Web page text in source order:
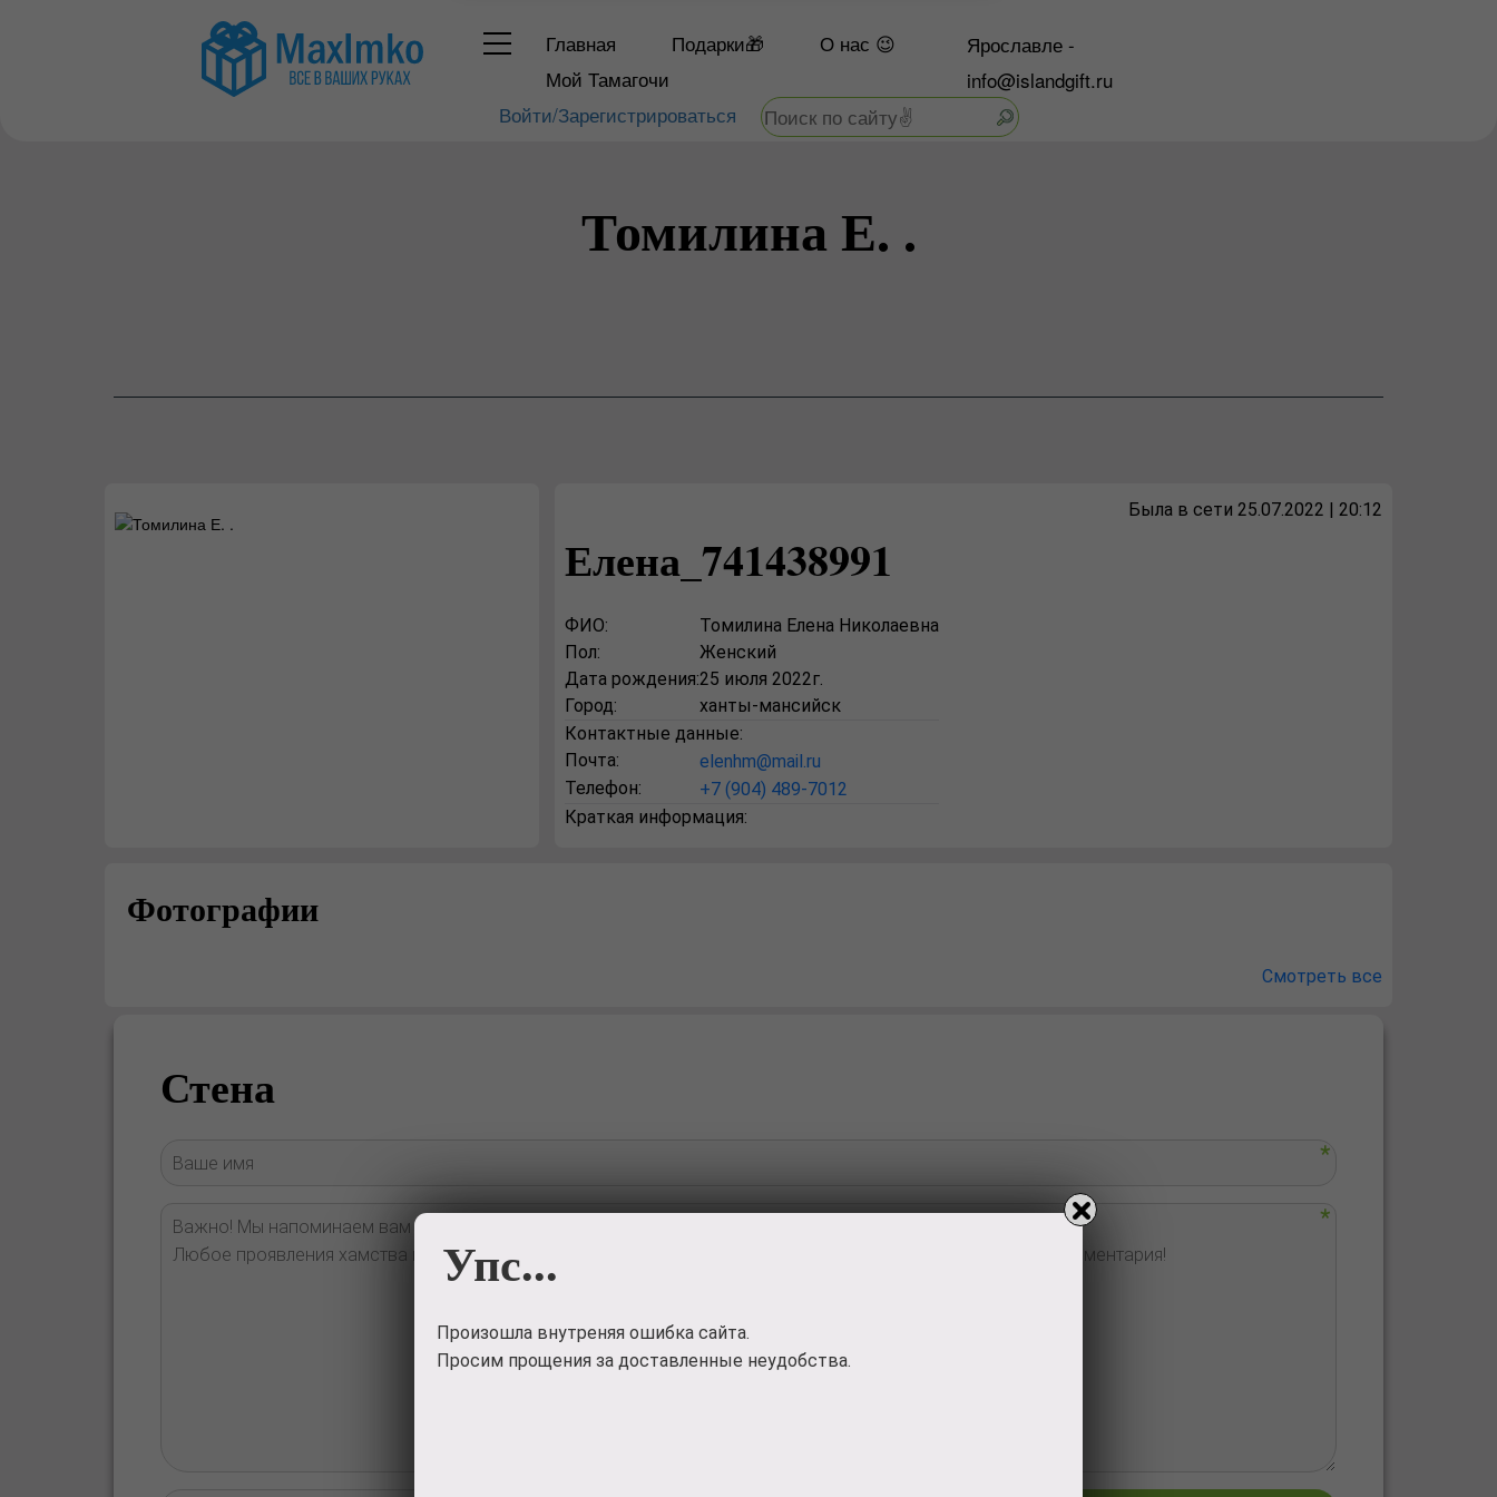
Главная Подарки🎁 О нас 😉
Мой Тамагочи
Ярославле -
info@islandgift.ru
Войти/Зарегистрироваться
Томилина Е. .
Была в сети 25.07.2022 | 20:12
Елена_741438991
ФИО:
Томилина Елена Николаевна
Пол:
Женский
Дата рождения:25 июля 2022г.
Город:
ханты-мансийск
Контактные данные:
Почта:
elenhm@mail.ru
Телефон:
+7 (904) 489-7012
Краткая информация:
Фотографии
Смотреть все
Стена
Упс...
Произошла внутреняя ошибка сайта.
Просим прощения за доставленные неудобства.